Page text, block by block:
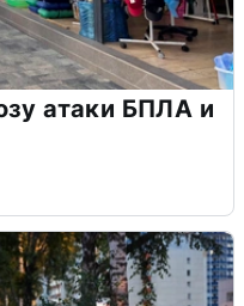
атаки БПЛА и